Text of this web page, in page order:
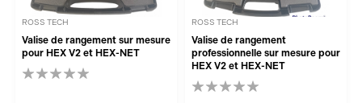
ROSS TECH
Valise de rangement sur mesure
pour HEX V2 et HEX-NET
ROSS TECH
Valise de rangement
professionnelle sur mesure pour
HEX V2 et HEX-NET